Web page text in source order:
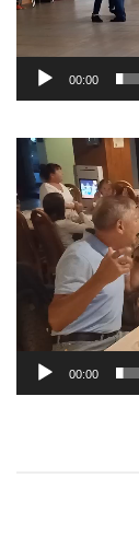
00:00
Odtwarzacz
video
00:00